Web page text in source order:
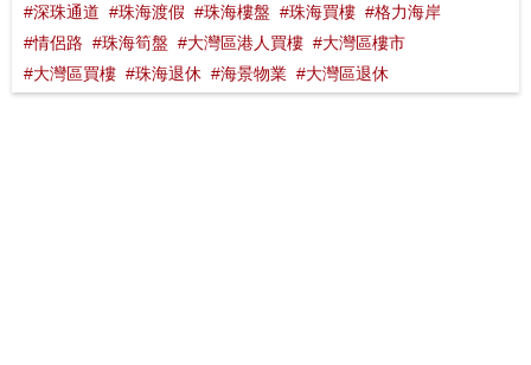
#深珠通道 #珠海渡假 #珠海樓盤 #珠海買樓 #格力海岸
#情侶路 #珠海筍盤 #大灣區港人買樓 #大灣區樓市
#大灣區買樓 #珠海退休 #海景物業 #大灣區退休